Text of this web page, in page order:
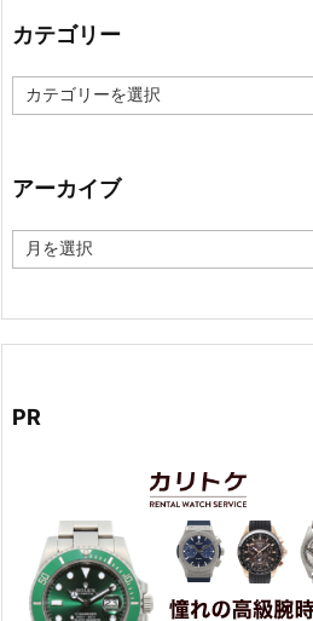
カテゴリー
テ
ー
アーカイブ
ー
PR